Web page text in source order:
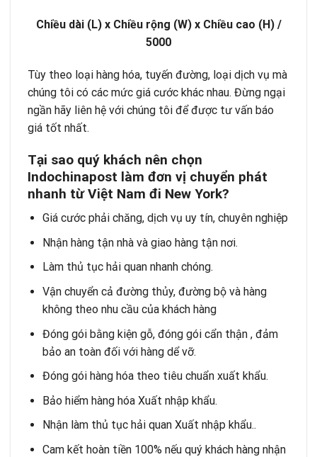
Chiều dài (L) x Chiều rộng (W) x Chiều cao (H) /
5000
Tùy theo loại hàng hóa, tuyến đường, loại dịch vụ mà
chúng tôi có các mức giá cước khác nhau. Đừng ngại
ngần hãy liên hệ với chúng tôi để được tư vấn báo
giá tốt nhất.
Tại sao quý khách nên chọn
Indochinapost làm đơn vị chuyển phát
nhanh từ Việt Nam đi New York?
Giá cước phải chăng, dịch vụ uy tín, chuyên nghiệp
Nhận hàng tận nhà và giao hàng tận nơi.
Làm thủ tục hải quan nhanh chóng.
Vận chuyển cả đường thủy, đường bộ và hàng
không theo nhu cầu của khách hàng
Đóng gói bằng kiện gỗ, đóng gói cẩn thận , đảm
bảo an toàn đối với hàng dể vỡ.
Đóng gói hàng hóa theo tiêu chuẩn xuất khẩu.
Bảo hiểm hàng hóa Xuất nhập khẩu.
Nhận làm thủ tục hải quan Xuất nhập khẩu..
Cam kết hoàn tiền 100% nếu quý khách hàng nhận